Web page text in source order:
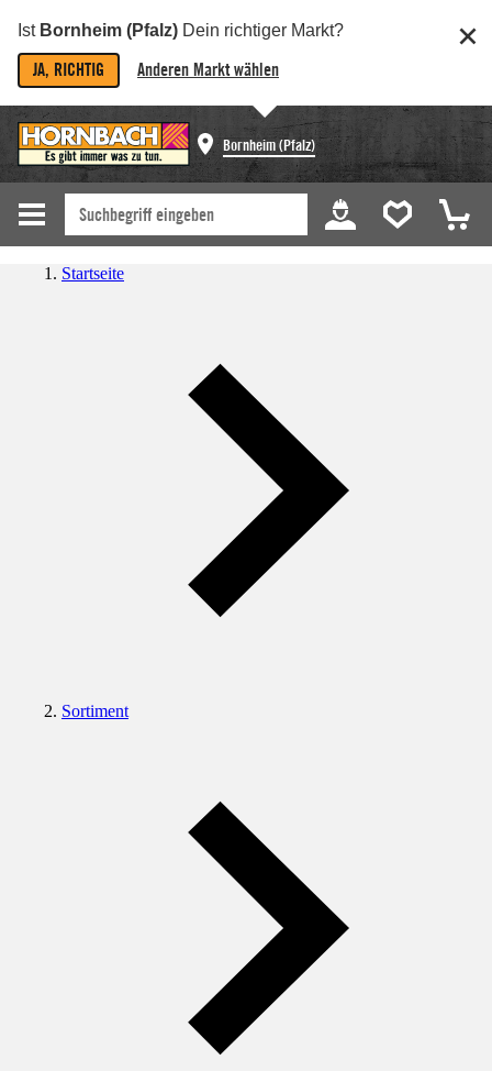
Ist Bornheim (Pfalz) Dein richtiger Markt?
JA, RICHTIG Anderen Markt wählen
Bornheim (Pfalz)
Startseite
Sortiment